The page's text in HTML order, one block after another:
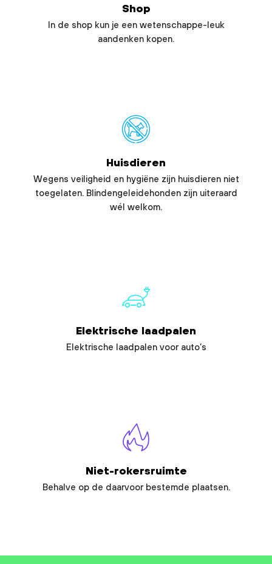
Shop
In de shop kun je een wetenschappe-leuk
aandenken kopen.
Huisdieren
Wegens veiligheid en hygiëne zijn huisdieren niet
toegelaten. Blindengeleidehonden zijn uiteraard
wél welkom.
Elektrische laadpalen
Elektrische laadpalen voor auto’s
Niet-rokersruimte
Behalve op de daarvoor bestemde plaatsen.